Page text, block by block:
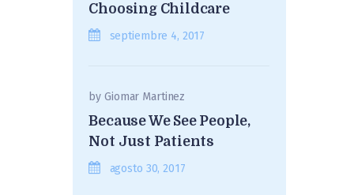
Choosing Childcare
septiembre 4, 2017
byGiomar Martinez
Because We See People,
Not Just Patients
agosto 30, 2017